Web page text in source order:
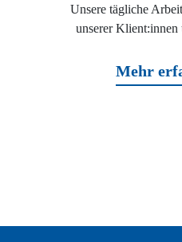
Unsere tägliche
unserer Klient:innen
Mehr